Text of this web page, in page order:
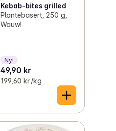
Kebab-bites grilled
Plantebasert, 250 g,
Wauw!
Ny!
49,90 kr
199,60 kr /kg